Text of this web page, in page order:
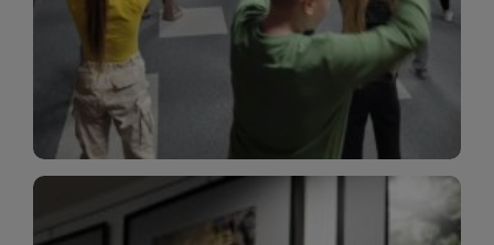
Dla Dzieci
To miejsce stworzone z myślą o najmłodszych